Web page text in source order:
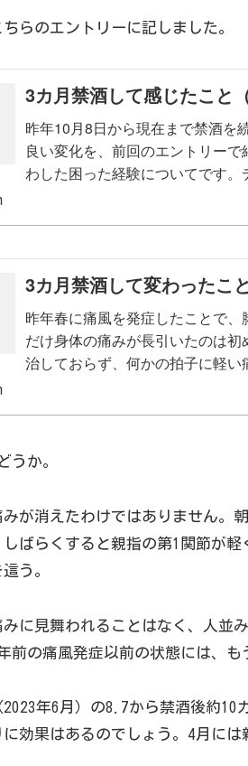
らのエントリーに記しました。
3カ月禁酒して感じたこと
昨年10月8日から現在まで禁酒を
良い変化を、前回のエントリー
わした困った経験についてです
3カ月禁酒して変わったこ
昨年春に痛風を発症したことで
だけ身体の痛みが長引いたのは
治しておらず、何かの拍子に軽い
うか。
が消えたわけではありません。
ばらくすると親指の第1関節が
う。
に見舞われることはなく、人並
前の痛風発症以前の状態には、も
年6月）の8.7から禁酒後約10
効果はあるのでしょう。4月には